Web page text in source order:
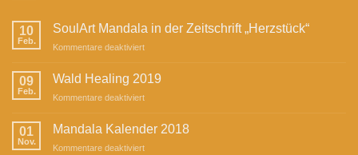
10
Feb.
SoulArt Mandala in der Zeitschrift „Herzstück“
Kommentare deaktiviertfür
Mandala
der
„Herzstück“
09
Feb.
Wald Healing 2019
Kommentare deaktiviertfür
Healing
01
Nov.
Mandala Kalender 2018
Kommentare deaktiviertfür